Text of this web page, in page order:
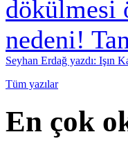
Seyhan Erdağ yazdı: Işın
Tüm yazılar
En çok